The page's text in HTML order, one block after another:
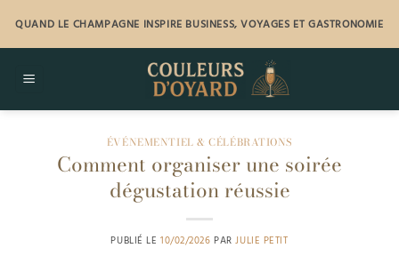
contenu
QUAND LE CHAMPAGNE INSPIRE BUSINESS, VOYAGES ET GASTRONOMIE
ÉVÉNEMENTIEL & CÉLÉBRATIONS
Comment organiser une soirée
dégustation réussie
PUBLIÉ LE 10/02/2026 PARJULIE PETIT